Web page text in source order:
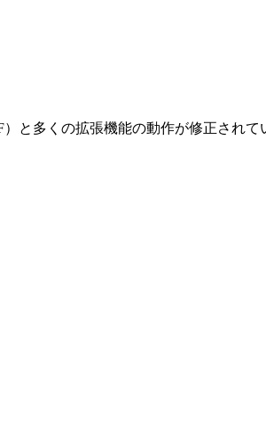
と多くの拡張機能の動作が修正されて